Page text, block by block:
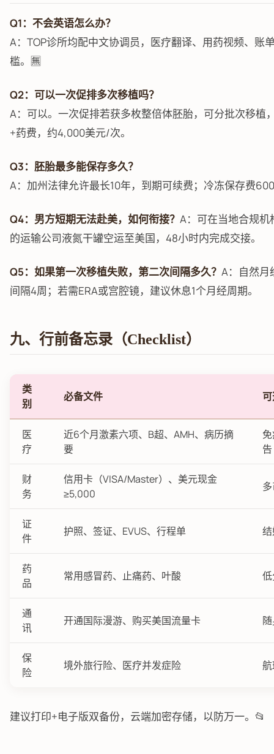
Q1：不会英语怎么办？
A：TOP诊所均配中文协调员，医疗翻译、用药视频、账
槛。🈚
Q2：可以一次促排多次移植吗？
A：可以。一次促排若获多枚整倍体胚胎，可分批次移植
+药费，约4,000美元/次。
Q3：胚胎最多能保存多久？
A：加州法律允许最长10年，到期可续费；冷冻保存费
Q4：男方短期无法赴美，如何衔接？ A：可在当地合规机
的运输公司液氮干罐空运至美国，48小时内完成交接。
Q5：如果第一次移植失败，第二次间隔多久？ A：自然月
间隔4周；若需ERA或宫腔镜，建议休息1个月经周期。
九、行前备忘录（Checklist）
类
别
必备文件
医
疗
近6个月激素六项、B超、AMH、病历摘
要
告
财
务
信用卡（VISA/Master）、美元现金
≥5,000
证
件
护照、签证、EVUS、行程单
药
品
常用感冒药、止痛药、叶酸
通
讯
开通国际漫游、购买美国流量卡
保
险
境外旅行险、医疗并发症险
建议打印+电子版双备份，云端加密存储，以防万一。📂